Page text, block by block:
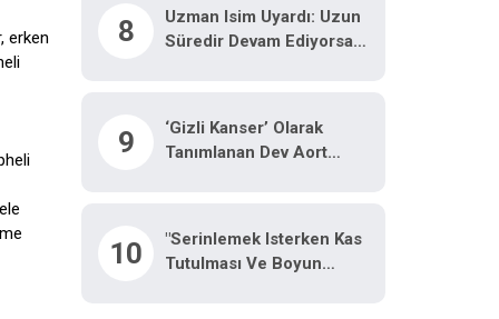
erken
8
Uzman Isim Uyardı: Uzun
Süredir Devam Ediyorsa
9
‘Gizli Kanser’ Olarak
Tanımlanan Dev Aort
10
"Serinlemek Isterken Kas
Tutulması Ve Boyun